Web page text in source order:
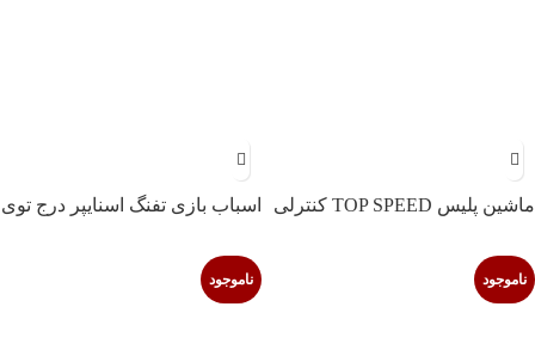
ماشین پلیس TOP SPEED کنترلی
اسباب بازی تفنگ اسنایپر درج توی
ناموجود ناموجود